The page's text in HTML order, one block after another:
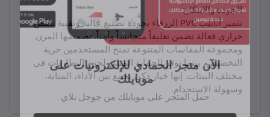
الجودة والابتكار:
تتميز أنابيب PVC الزرقاء بجودة تصنيع عالية وتقنية تقلص
حراري فعالة تضمن تغليفاً متجانساً وآمناً. تصميمها المرن
ومجموعة المقاسات المتنوعة تمنح المستخدمين حرية
التخصيص، بينما توفر الحماية المثلى لحزم البطاريات في
مختلف البيئات. إنها خيار ذكي يجمع بين الأداء، المتانة،
وسهولة الاستخدام.